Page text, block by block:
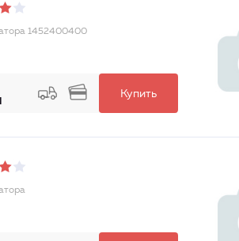
1452400400
Купить